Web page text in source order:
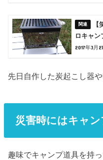
ロキャン
2017年3月
先日自作した炭起こし器
災害時にはキャン
趣味でキャンプ道具を持